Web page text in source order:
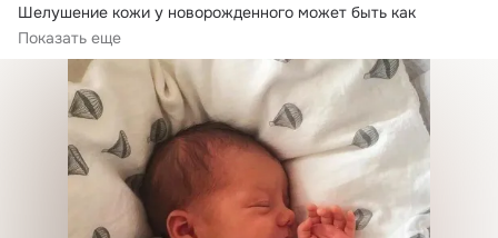
Шелушение кожи у новорожденного может быть как
вариантом нормы, так...
Показать еще